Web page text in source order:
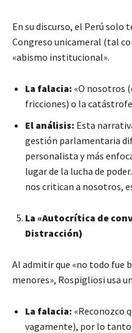
En su discurso, el Perú solo
Congreso unicameral (tal
«abismo institucional».
La falacia: «O nosotros
fricciones) o la
El análisis: Esta
gestión parlamentaria
personalista y más
lugar de la lucha de
nos critican a nosotros,
La «Autocrítica de
Distracción)
Al admitir que «no todo fue
menores», Rospigliosi usa
La falacia: «Reconozco
vagamente), por lo